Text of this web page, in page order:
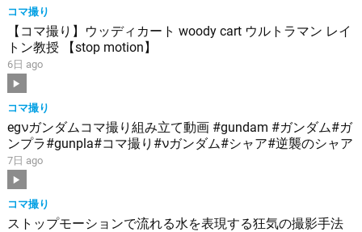
コマ撮り
【コマ撮り】ウッディカート woody cart ウルトラマン レイ
トン教授 【stop motion】
6日 ago
コマ撮り
egνガンダムコマ撮り組み立て動画 #gundam #ガンダム#ガ
ンプラ#gunpla#コマ撮り#νガンダム#シャア#逆襲のシャア
7日 ago
コマ撮り
ストップモーションで流れる水を表現する狂気の撮影手法